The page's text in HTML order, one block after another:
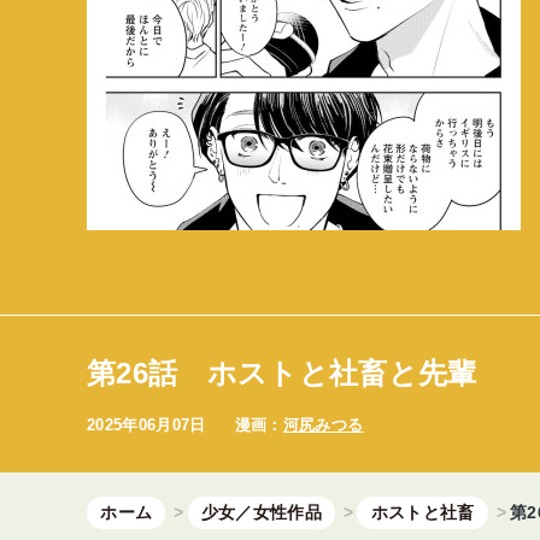
第26話 ホストと社畜と先輩
2025年06月07日 漫画： 河尻みつる
ホーム 少女／女性作品 ホストと社畜 第